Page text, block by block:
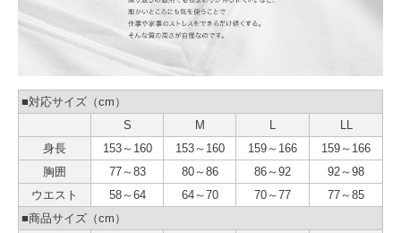
■対応サイズ（cm）
S
M
身長
153～160 153～160 159～166
159～166
胸囲
77～83 80～86 86～92
92～98
ウエスト
58～64 64～70 70～77
77～85
■商品サイズ（cm）